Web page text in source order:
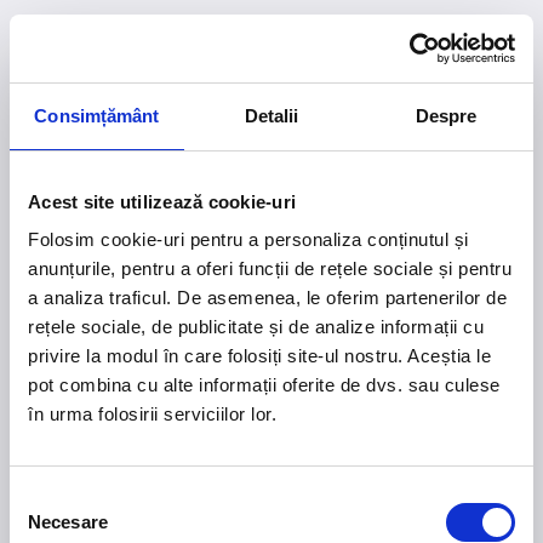
Consimțământ Detalii Despre
Acest site utilizează cookie-uri
Folosim cookie-uri pentru a personaliza conținutul și
anunțurile, pentru a oferi funcții de rețele sociale și pentru
a analiza traficul. De asemenea, le oferim partenerilor de
rețele sociale, de publicitate și de analize informații cu
privire la modul în care folosiți site-ul nostru. Aceștia le
pot combina cu alte informații oferite de dvs. sau culese
în urma folosirii serviciilor lor.
consimțământului
Necesare